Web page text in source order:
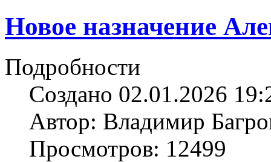
Новое назначение
Подробности
Создано 02.01.2026
Автор: Владимир
Просмотров: 12499